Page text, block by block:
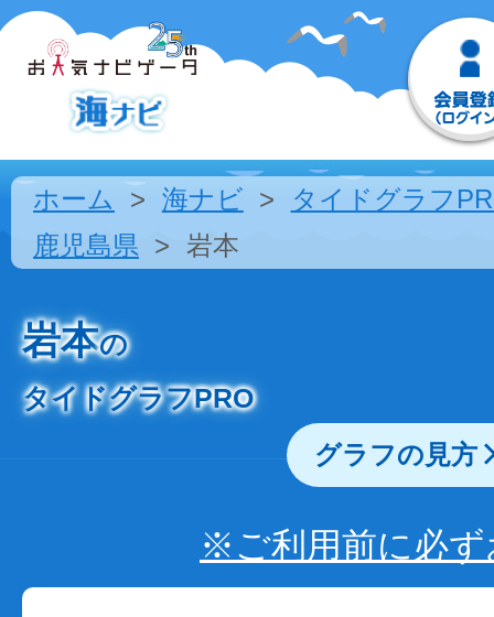
ホーム 海ナビ
タイドグラフ
鹿児島県
岩本
岩本の
タイドグラフPRO
グラフの見方
※ご利用前に必